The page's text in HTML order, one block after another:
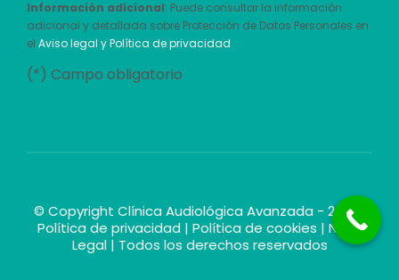
Información adicional: Puede consultar la información
adicional y detallada sobre Protección de Datos Personales en
el Aviso legal y Política de privacidad
(*) Campo obligatorio
© Copyright Clínica Audiológica Avanzada - 2026 |
Política de privacidad | Política de cookies | Nota
Legal| Todos los derechos reservados